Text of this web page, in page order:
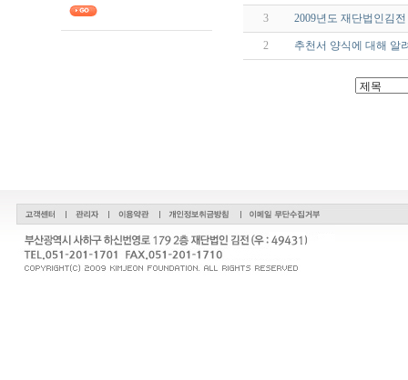
3 2009년도 재단법인김
2 추천서 양식에 대해 알